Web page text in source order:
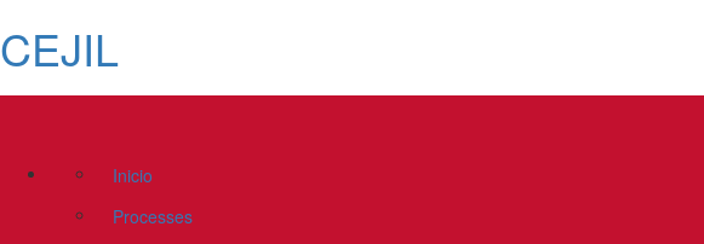
CEJIL
Inicio
Processes